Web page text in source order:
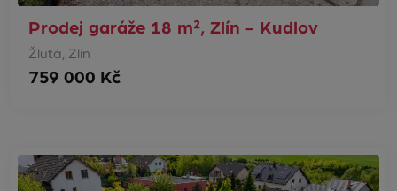
Prodej garáže 18 m², Zlín - Kudlov
Žlutá, Zlín
759 000 Kč